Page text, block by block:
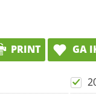
PRINT GA